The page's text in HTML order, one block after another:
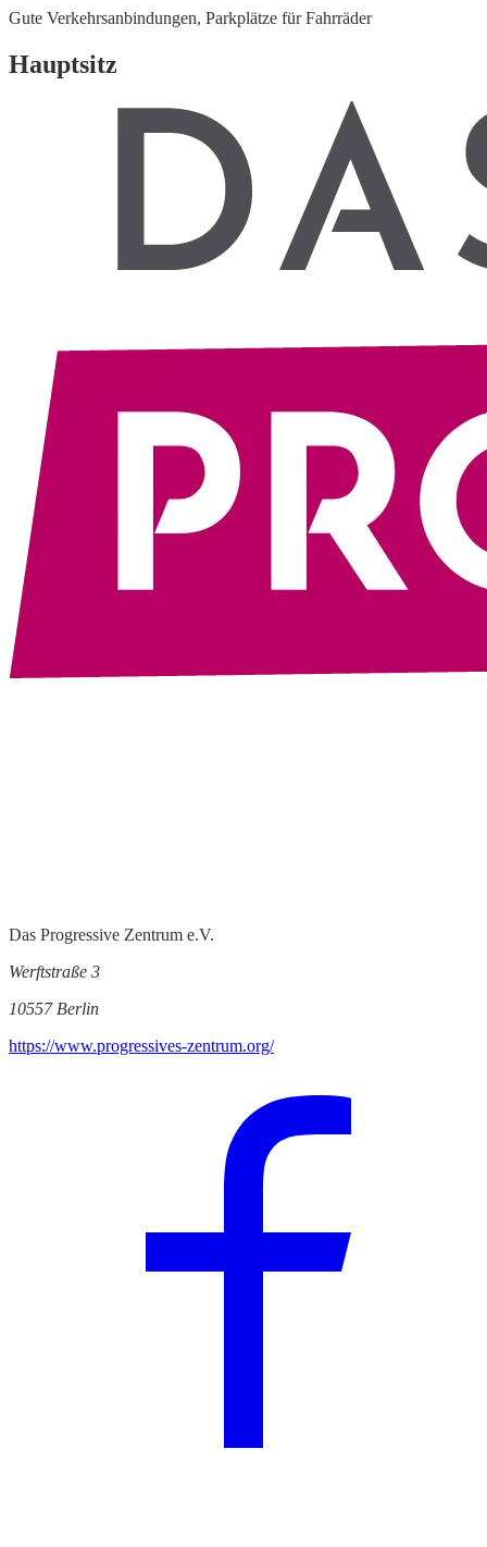
Gute Verkehrsanbindungen, Parkplätze für Fahrräder
Hauptsitz
Das Progressive Zentrum e.V.
Werftstraße 3
10557 Berlin
https://www.progressives-zentrum.org/